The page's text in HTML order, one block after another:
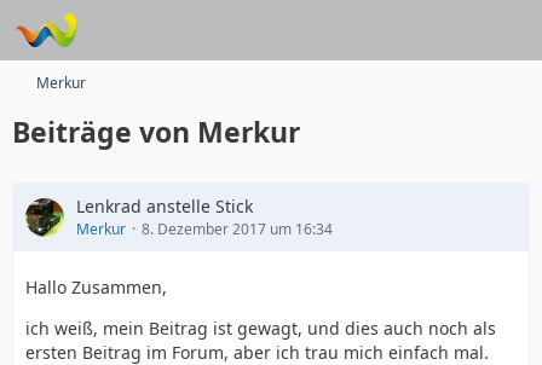
Merkur
Beiträge von Merkur
Lenkrad anstelle Stick
Merkur 8. Dezember 2017 um 16:34
Hallo Zusammen,
ich weiß, mein Beitrag ist gewagt, und dies auch noch als
ersten Beitrag im Forum, aber ich trau mich einfach mal.